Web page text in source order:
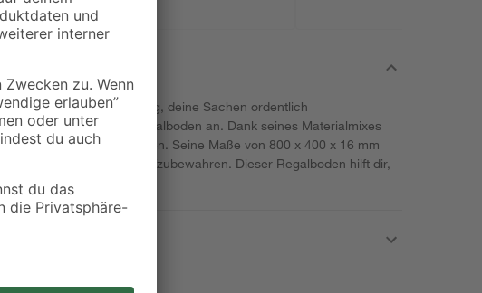
dem passenden Weg, deine Sachen ordentlich
bieten wir dir diesen Regalboden an. Dank seines Materialmixes
Zwecke nutzen. Seine Maße von 800 x 400 x 16 mm
viele Gegenstände aufzubewahren. Dieser Regalboden hilft dir,
Räume zu bringen.